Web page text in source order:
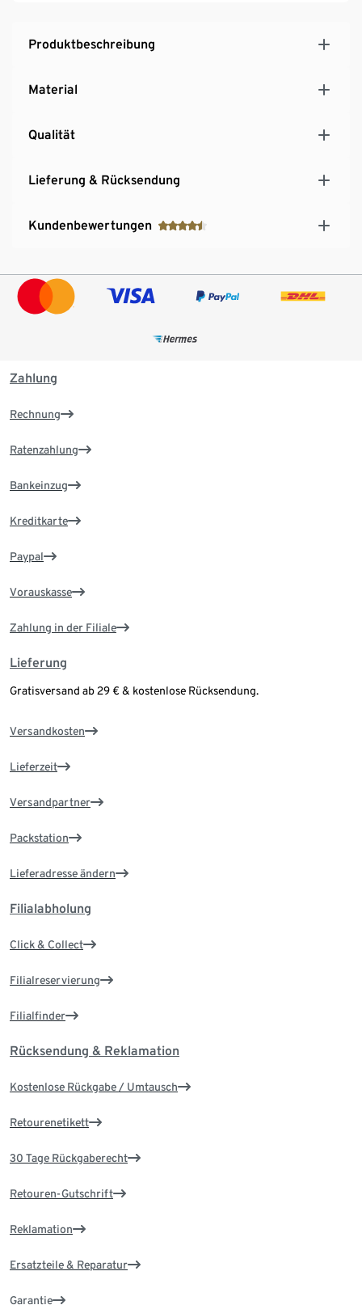
Produktbeschreibung
Material
Qualität
Lieferung & Rücksendung
Kundenbewertungen
Zahlung
Rechnung
Ratenzahlung
Bankeinzug
Kreditkarte
Paypal
Vorauskasse
Zahlung in der Filiale
Lieferung
Gratisversand ab 29 € & kostenlose Rücksendung.
Versandkosten
Lieferzeit
Versandpartner
Packstation
Lieferadresse ändern
Filialabholung
Click & Collect
Filialreservierung
Filialfinder
Rücksendung & Reklamation
Kostenlose Rückgabe / Umtausch
Retourenetikett
30 Tage Rückgaberecht
Retouren-Gutschrift
Reklamation
Ersatzteile & Reparatur
Garantie